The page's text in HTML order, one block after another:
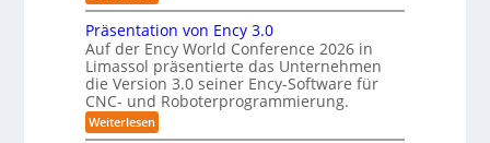
r
a
s
y
s
t
e
ü
r
R
e
i
n
r
v
e
r
g
l
e
i
c
h
Z
w
e
i
-
S
t
a
t
Präsentation von Ency 3.0
Auf der Ency World Conference 2026 in
Limassol präsentierte das Unternehmen
die Version 3.0 seiner Ency-Software für
CNC- und Roboterprogrammierung.
Weiterlesen:
P